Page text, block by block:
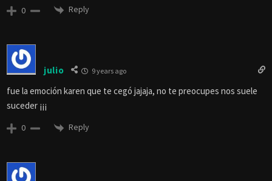
0 Reply
julio 9 years ago
fue la emoción karen que te cegó jajaja, no te preocupes nos suele
suceder ¡¡¡
0 Reply